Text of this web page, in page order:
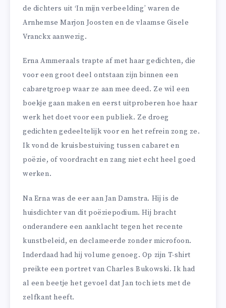
de dichters uit ‘In mijn verbeelding’ waren de
Arnhemse Marjon Joosten en de vlaamse Gisele
Vranckx aanwezig.
Erna Ammeraals trapte af met haar gedichten, die
voor een groot deel ontstaan zijn binnen een
cabaretgroep waar ze aan mee deed. Ze wil een
boekje gaan maken en eerst uitproberen hoe haar
werk het doet voor een publiek. Ze droeg
gedichten gedeeltelijk voor en het refrein zong ze.
Ik vond de kruisbestuiving tussen cabaret en
poëzie, of voordracht en zang niet echt heel goed
werken.
Na Erna was de eer aan Jan Damstra. Hij is de
huisdichter van dit poëziepodium. Hij bracht
onderandere een aanklacht tegen het recente
kunstbeleid, en declameerde zonder microfoon.
Inderdaad had hij volume genoeg. Op zijn T-shirt
preikte een portret van Charles Bukowski. Ik had
al een beetje het gevoel dat Jan toch iets met de
zelfkant heeft.